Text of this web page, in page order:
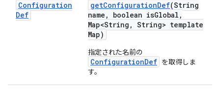
Configuration
Def
getConfigurationDef(String
name , boolean isGlobal ,
Map<String , String> template
Map)
指定された名前の
ConfigurationDef を取得しま
す。